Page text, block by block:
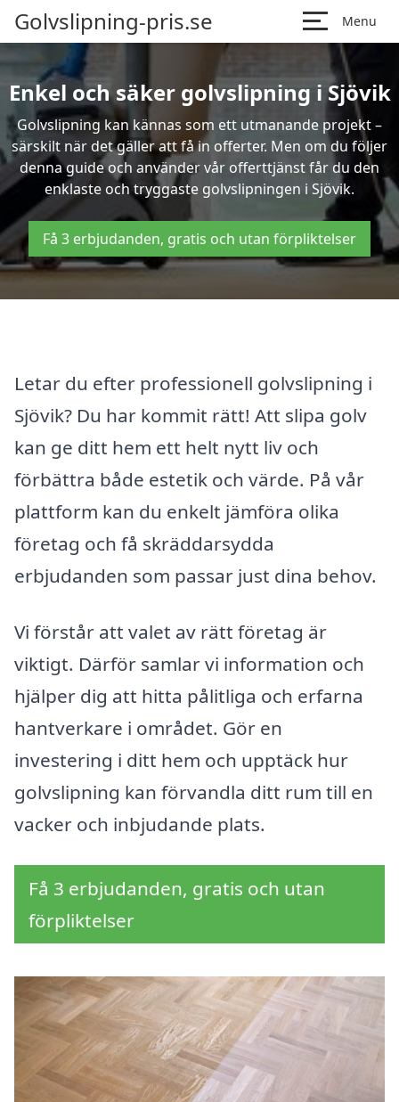
Golvslipning-pris.se Menu
Enkel och säker golvslipning i Sjövik
Golvslipning kan kännas som ett utmanande projekt –
särskilt när det gäller att få in offerter. Men om du följer
denna guide och använder vår offerttjänst får du den
enklaste och tryggaste golvslipningen i Sjövik.
Få 3 erbjudanden, gratis och utan förpliktelser
Letar du efter professionell golvslipning i
Sjövik? Du har kommit rätt! Att slipa golv
kan ge ditt hem ett helt nytt liv och
förbättra både estetik och värde. På vår
plattform kan du enkelt jämföra olika
företag och få skräddarsydda
erbjudanden som passar just dina behov.
Vi förstår att valet av rätt företag är
viktigt. Därför samlar vi information och
hjälper dig att hitta pålitliga och erfarna
hantverkare i området. Gör en
investering i ditt hem och upptäck hur
golvslipning kan förvandla ditt rum till en
vacker och inbjudande plats.
Få 3 erbjudanden, gratis och utan
förpliktelser